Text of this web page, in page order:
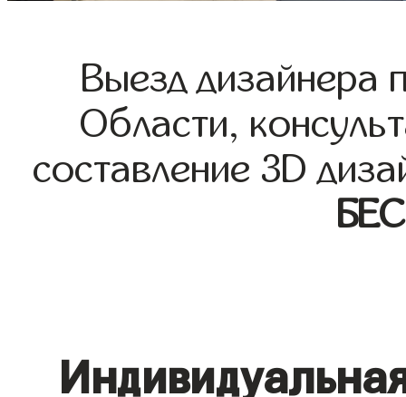
Выезд дизайнера
Области,
составление 3D